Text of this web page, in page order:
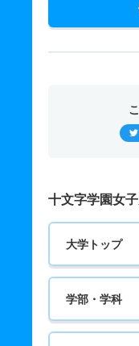
十文字学園女
大学トップ
学部・学科